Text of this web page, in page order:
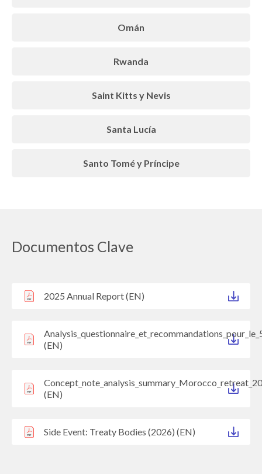
Omán
Rwanda
Saint Kitts y Nevis
Santa Lucía
Santo Tomé y Príncipe
Documentos Clave
2025 Annual Report (EN)
(EN)
(EN)
Side Event: Treaty Bodies (2026) (EN)